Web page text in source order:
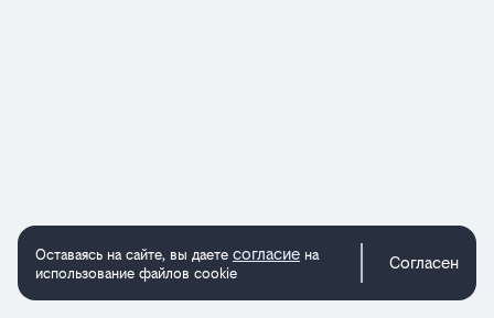
Оставаясь на сайте, вы даете согласие на
использование файлов cookie
Согласен